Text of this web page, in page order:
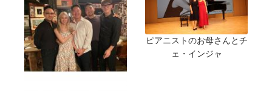
ピアニストのお母さんとチ
ェ・インジャ